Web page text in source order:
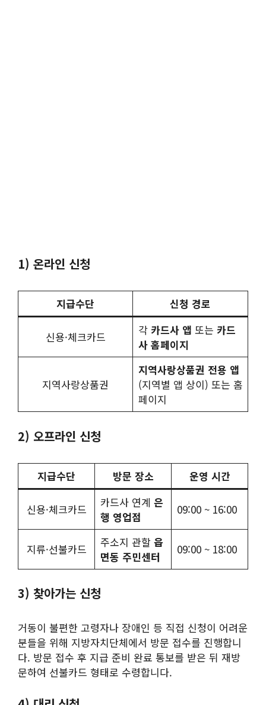
1) 온라인 신청
지급수단 신청 경로
신용·체크카드 각 카드사 앱 또는 카드
사 홈페이지
지역사랑상품권
지역사랑상품권 전용 앱
(지역별 앱 상이) 또는 홈
페이지
2) 오프라인 신청
지급수단 방문 장소 운영 시간
신용·체크카드 카드사 연계 은
행 영업점
09:00 ~ 16:00
지류·선불카드 주소지 관할 읍
면동 주민센터
09:00 ~ 18:00
3) 찾아가는 신청
거동이 불편한 고령자나 장애인 등 직접 신청이 어려운
분들을 위해 지방자치단체에서 방문 접수를 진행합니
다. 방문 접수 후 지급 준비 완료 통보를 받은 뒤 재방
문하여 선불카드 형태로 수령합니다.